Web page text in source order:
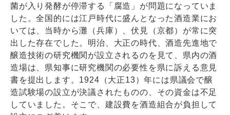
菌が入り発酵が停滞する「腐造」が問題になっていま
した。全国的には江戸時代に盛んとなった酒造業にお
いては、当時から灘（兵庫）、伏見（京都）が常に突
出した存在でした。明治、大正の時代、酒造先進地で
醸造技術の研究機関が設立されるのを見て、県内の酒
造場は、県知事に研究機関の必要性を県に訴える意見
書を提出します。1924（大正13）年には県議会で醸
造試験場の設立が決議されたものの、その資金は不足
していました。そこで、建設費を酒造組合が負担して